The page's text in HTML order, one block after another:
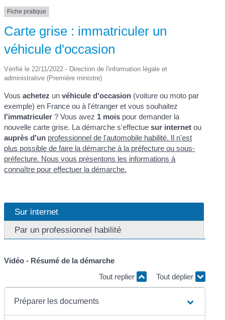
Fiche pratique
Carte grise : immatriculer un
véhicule d'occasion
Vérifié le 22/11/2022 - Direction de l'information légale et
administrative (Première ministre)
Vousachetez unvéhicule d'occasion (voiture ou moto par
exemple) en France ou à l'étranger et vous souhaitez
l'immatriculer ? Vous avez 1 mois pour demander la
nouvelle carte grise. La démarche s'effectuesur internet ou
auprès d'un professionnel de l'automobile habilité. Il n'est
plus possible de faire la démarche à la préfecture ou sous-
préfecture. Nous vous présentons les informations à
connaître pour effectuer la démarche.
Sur internet
Par un professionnel habilité
Vidéo - Résumé de la démarche
Tout replier
Tout déplier
Préparer les documents